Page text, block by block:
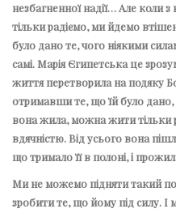
незбагненної надії… Але коли
тільки радіємо, ми йдемо
було дано те, чого ніякими
самі. Марія Єгипетська це
життя перетворила на подяку
отримавши те, що їй було
вона жила, можна жити тільки
вдячністю. Від усього вона
що тримало її в полоні, і
Ми не можемо підняти такий
зробити те, що йому під силу. І